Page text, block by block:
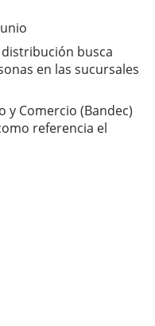
busca
en las sucursales
y Comercio (Bandec)
referencia el